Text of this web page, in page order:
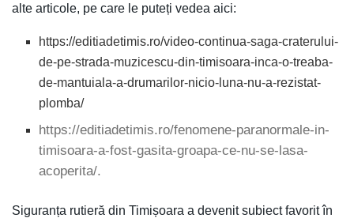
alte articole, pe care le puteți vedea aici:
https://editiadetimis.ro/video-continua-saga-craterului-
de-pe-strada-muzicescu-din-timisoara-inca-o-treaba-
de-mantuiala-a-drumarilor-nicio-luna-nu-a-rezistat-
plomba/
https://editiadetimis.ro/fenomene-paranormale-in-
timisoara-a-fost-gasita-groapa-ce-nu-se-lasa-
acoperita/.
Siguranța rutieră din Timișoara a devenit subiect favorit în